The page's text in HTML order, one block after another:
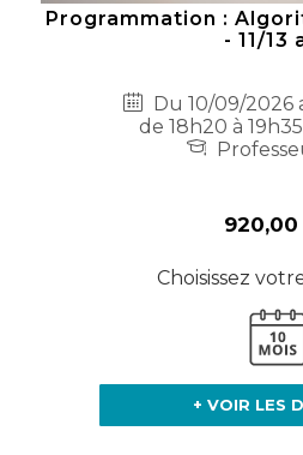
Programmation :
- 11/13
Du 10/09/2026
de 18h20 à
Choisissez
+ VOIR LES